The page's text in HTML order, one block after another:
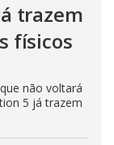
trazem
físicos
não voltará
5 já trazem